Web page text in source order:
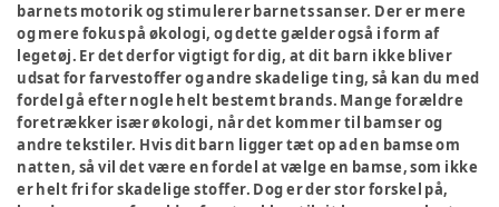
barnets motorik og stimulerer barnets sanser. Der er mere
og mere fokus på økologi, og dette gælder også i form af
legetøj. Er det derfor vigtigt for dig, at dit barn ikke bliver
udsat for farvestoffer og andre skadelige ting, så kan du med
fordel gå efter nogle helt bestemt brands. Mange forældre
foretrækker især økologi, når det kommer til bamser og
andre tekstiler. Hvis dit barn ligger tæt op ad en bamse om
natten, så vil det være en fordel at vælge en bamse, som ikke
er helt fri for skadelige stoffer. Dog er der stor forskel på,